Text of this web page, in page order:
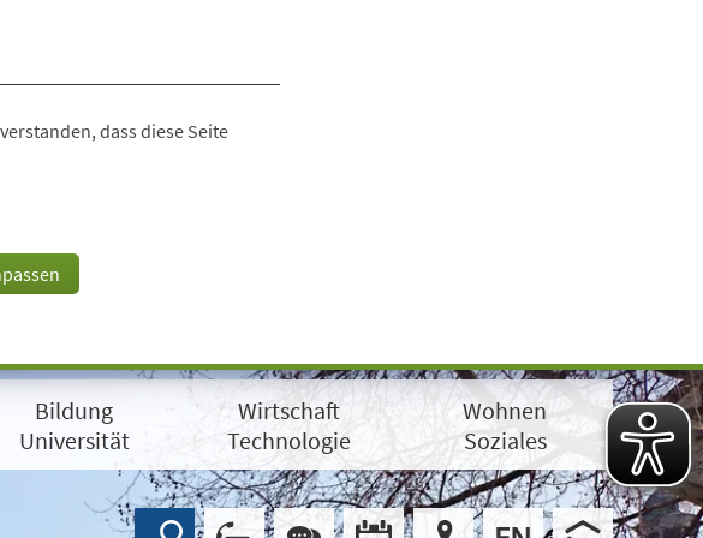
dass diese Seite
Bildung
Universität
Wirtschaft
Technologie
Wohnen
Soziales